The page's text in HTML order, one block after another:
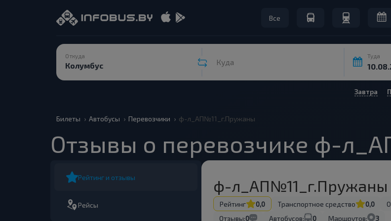
Все
Откуда
Куда
Туда
Завтра
Билеты Автобусы Перевозчики ф-л_АП№11_г.Пружаны
Отзывы о перевозчике ф-
Рейтинг и отзывы
Рейсы
ф-л_АП№11_г.Пружаны
Рейтинг 0,0 Транспортное средство 0,0
Отзывы:0 Автобусов: 0 Маршрутов: 3